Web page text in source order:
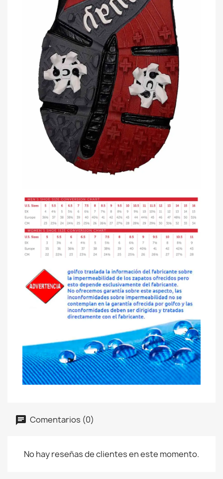
Comentarios (0)
No hay reseñas de clientes en este momento.